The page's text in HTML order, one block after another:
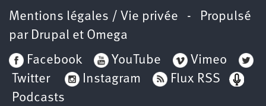
Mentions légales / Vie privée - Propulsé
par Drupal et Omega
Facebook
YouTube
Vimeo
Twitter
Instagram
Flux RSS
Podcasts